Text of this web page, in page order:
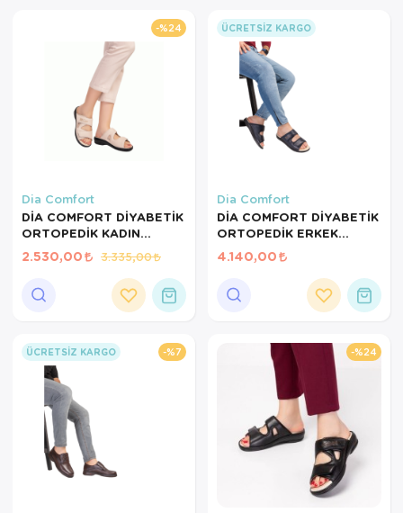
Dia Comfort
DİA COMFORT DİYABETİK
ORTOPEDİK KADIN
TERLİK KREM-36 NUMARA
2.530,00 3.335,00
%24 ÜCRETSIZ KARGO
Dia Comfort
DİA COMFORT DİYABETİK
ORTOPEDİK ERKEK
TERLİK LACİVERT-40
NUMARA
4.140,00
ÜCRETSIZ KARGO %7 %24